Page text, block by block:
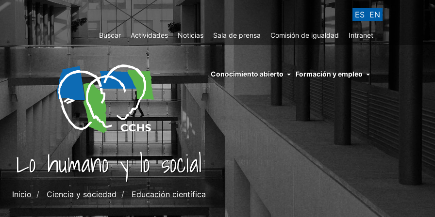
ES EN
Top
Menu
Buscar Actividades Noticias Sala de prensa Comisión de igualdad Intranet
menu
right
cchs
conocimiento
abierto
Conocimiento abierto Formación y empleo
Lo humano y lo social
Inicio Ciencia y sociedad Educación científica